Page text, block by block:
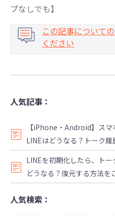
プなしでも】
この記事について
ください
人気記事：
【iPhone・Android】スマ
LINEはどうなる？トーク
LINEを初期化したら、ト
どうなる？復元する方法を
人気検索：